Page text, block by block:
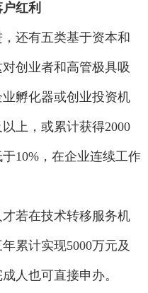
红利
还有五类基于资本和
创业者和高管极具吸
孵化器或创业投资机
上，或累计获得2000
10%，在企业连续工作
若在技术转移服务机
累计实现5000万元及
人也可直接申办。